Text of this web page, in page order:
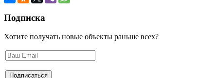
Подписка
Хотите получать новые объекты раньше всех?